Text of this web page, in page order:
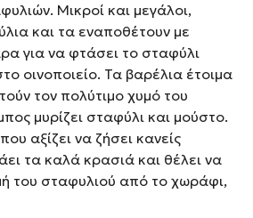
Μικροί και μεγάλοι,
και τα εναποθέτουν με
για να φτάσει το σταφύλι
οινοποιείο. Τα βαρέλια έτοιμα
τον πολύτιμο χυμό του
μυρίζει σταφύλι και μούστο.
αξίζει να ζήσει κανείς
τα καλά κρασιά και θέλει να
του σταφυλιού από το χωράφι,